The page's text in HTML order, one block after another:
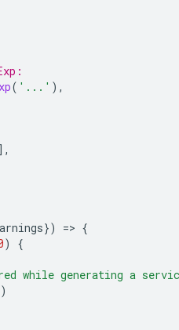
( '...' ),
}) => {
)
{
while generating a
)